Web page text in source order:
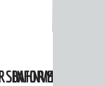
BAHNVERKEHR